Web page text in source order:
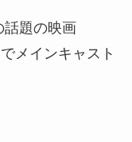
話題の映画
メインキャスト